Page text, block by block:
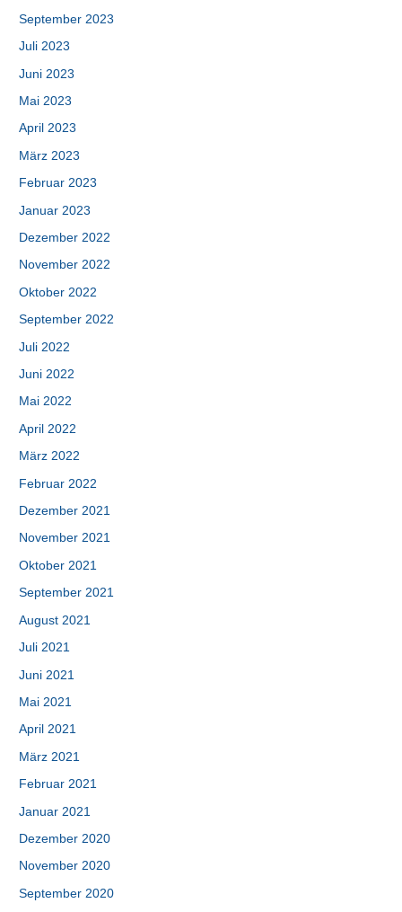
September 2023
Juli 2023
Juni 2023
Mai 2023
April 2023
März 2023
Februar 2023
Januar 2023
Dezember 2022
November 2022
Oktober 2022
September 2022
Juli 2022
Juni 2022
Mai 2022
April 2022
März 2022
Februar 2022
Dezember 2021
November 2021
Oktober 2021
September 2021
August 2021
Juli 2021
Juni 2021
Mai 2021
April 2021
März 2021
Februar 2021
Januar 2021
Dezember 2020
November 2020
September 2020